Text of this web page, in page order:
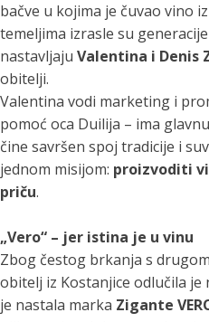
bačve u kojima je čuvao vino
temeljima izrasle su
nastavljaju Valentina i Denis
obitelji.
Valentina vodi marketing i
pomoć oca Duilija – ima
čine savršen spoj tradicije i
jednom misijom: proizvoditi
priču.
„Vero“ – jer istina je u vinu
Zbog čestog brkanja s
obitelj iz Kostanjice odlučila je
je nastala marka Zigante
Tuš glave
filtriranje vode za tuširanje